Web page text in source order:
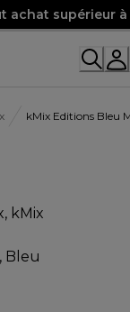
achat supérieur
kMix Editions Bleu